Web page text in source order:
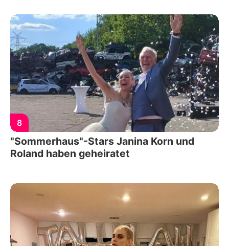
8
"Sommerhaus"-Stars Janina Korn und
Roland haben geheiratet